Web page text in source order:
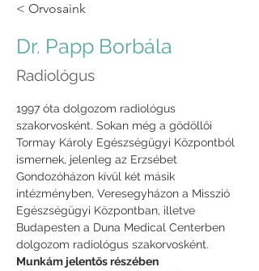
< Orvosaink
Dr. Papp Borbála
Radiológus
1997 óta dolgozom radiológus
szakorvosként. Sokan még a gödöllői
Tormay Károly Egészségügyi Központból
ismernek, jelenleg az Erzsébet
Gondozóházon kívül két másik
intézményben, Veresegyházon a Misszió
Egészségügyi Központban, illetve
Budapesten a Duna Medical Centerben
dolgozom radiológus szakorvosként.
Munkám jelentős részében